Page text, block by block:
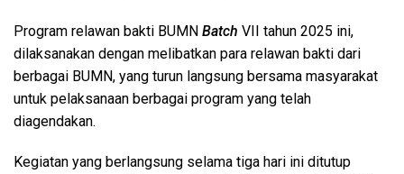
Program relawan bakti BUMN Batch VII tahun 2025 ini,
dilaksanakan dengan melibatkan para relawan bakti dari
berbagai BUMN, yang turun langsung bersama masyarakat
untuk pelaksanaan berbagai program yang telah
diagendakan.
Kegiatan yang berlangsung selama tiga hari ini ditutup